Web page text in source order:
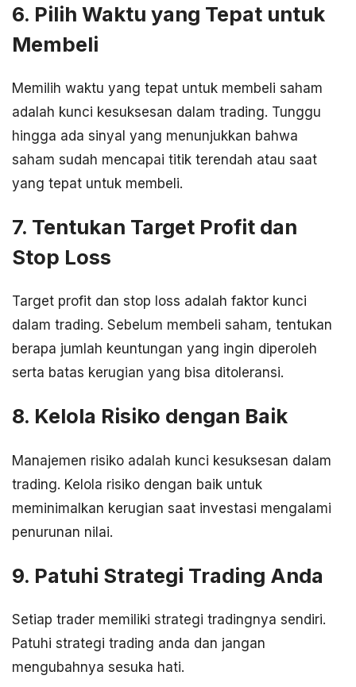
6. Pilih Waktu yang Tepat untuk
Membeli
Memilih waktu yang tepat untuk membeli saham
adalah kunci kesuksesan dalam trading. Tunggu
hingga ada sinyal yang menunjukkan bahwa
saham sudah mencapai titik terendah atau saat
yang tepat untuk membeli.
7. Tentukan Target Profit dan
Stop Loss
Target profit dan stop loss adalah faktor kunci
dalam trading. Sebelum membeli saham, tentukan
berapa jumlah keuntungan yang ingin diperoleh
serta batas kerugian yang bisa ditoleransi.
8. Kelola Risiko dengan Baik
Manajemen risiko adalah kunci kesuksesan dalam
trading. Kelola risiko dengan baik untuk
meminimalkan kerugian saat investasi mengalami
penurunan nilai.
9. Patuhi Strategi Trading Anda
Setiap trader memiliki strategi tradingnya sendiri.
Patuhi strategi trading anda dan jangan
mengubahnya sesuka hati.